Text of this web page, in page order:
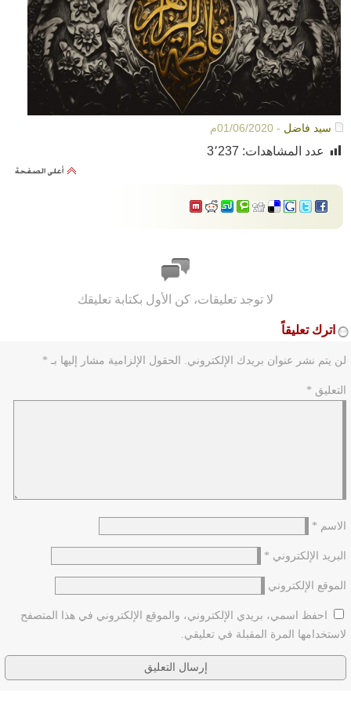
سيد فاضل - 01/06/2020م
عدد المشاهدات: 3٬237
لا توجد تعليقات، كن الأول بكتابة تعليقك
اترك تعليقاً
لن يتم نشر عنوان بريدك الإلكتروني. الحقول الإلزامية مشار إليها بـ *
التعليق *
الاسم *
البريد الإلكتروني *
الموقع الإلكتروني
احفظ اسمي، بريدي الإلكتروني، والموقع الإلكتروني في هذا المتصفح
لاستخدامها المرة المقبلة في تعليقي.